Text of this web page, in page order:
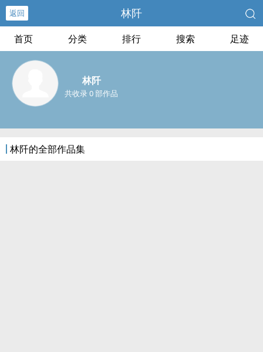
返回 林阡
首页 分类 排行 搜索 足迹
林阡
共收录 0 部作品
林阡的全部作品集